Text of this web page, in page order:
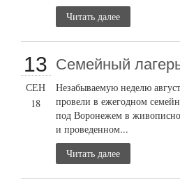
Читать далее
13
СЕН
18
Семейный
Незабываемую неделю
провели в ежегодном
под Воронежем в
и проведенном...
Читать далее